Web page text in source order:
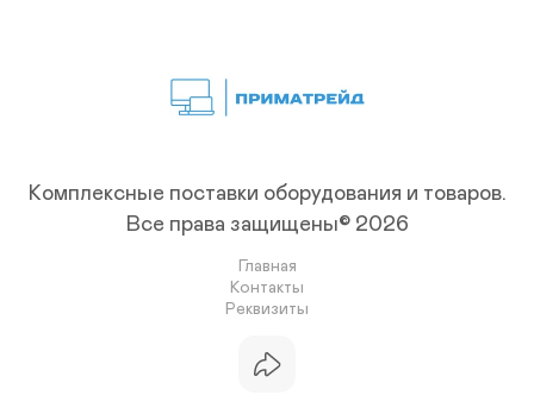
Комплексные поставки оборудования и товаров.
Все права защищены© 2026
Главная
Контакты
Реквизиты